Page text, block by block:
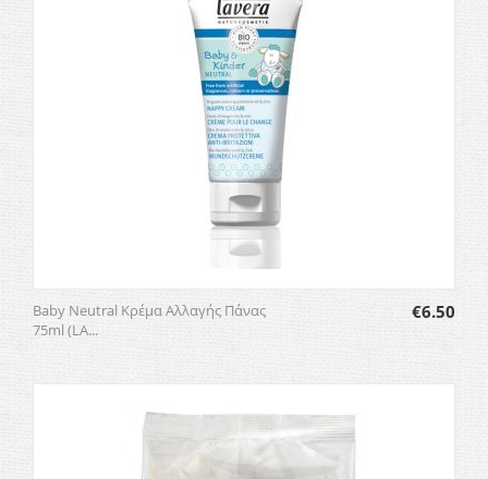
Baby Neutral Κρέμα Αλλαγής Πάνας
75ml (LA...
€6.50